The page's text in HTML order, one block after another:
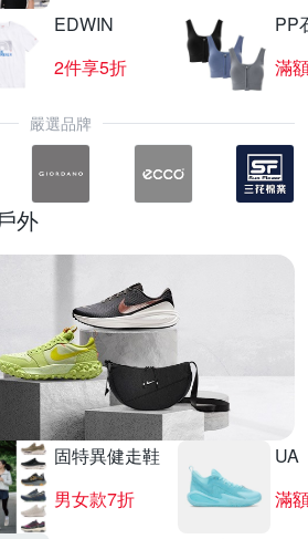
EDWIN
2件享5折
PP
滿
嚴選品牌
外
固特異健走鞋
男女款7折
UA
滿